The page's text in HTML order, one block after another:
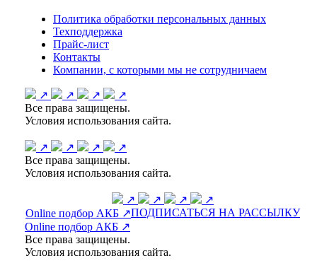
Политика обработки персональных данных
Техподдержка
Прайс-лист
Контакты
Компании, с которыми мы не сотрудничаем
↗ ↗ ↗
↗
Все права защищены.
Условия использования сайта.
↗ ↗ ↗
↗
Все права защищены.
Условия использования сайта.
↗ ↗ ↗
↗
Online подбор АКБ ↗ПОДПИСАТЬСЯ НА РАССЫЛКУ
Online подбор АКБ ↗
Все права защищены.
Условия использования сайта.